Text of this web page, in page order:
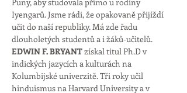
Iyengarů. Jsme rádi, že opakovaně přijíždí
učit do naší republiky. Má zde řadu
dlouholetých studentů a i žáků-učitelů.
EDWIN F. BRYANT získal titul Ph.D v
indických jazycích a kulturách na
Kolumbijské univerzitě. Tři roky učil
hinduismus na Harvard University a v